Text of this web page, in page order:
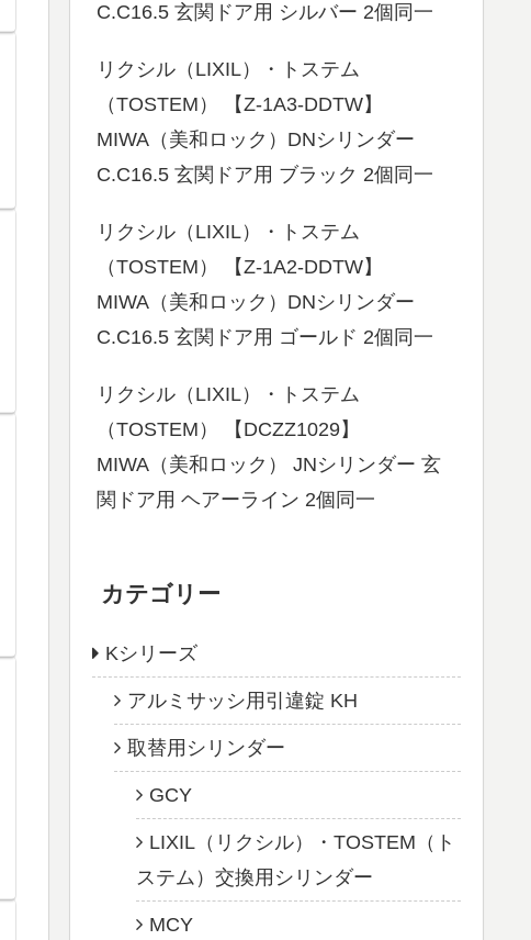
C.C16.5 玄関ドア用 シルバー 2個同一
リクシル（LIXIL）・トステム
（TOSTEM） 【Z-1A3-DDTW】
MIWA（美和ロック）DNシリンダー
C.C16.5 玄関ドア用 ブラック 2個同一
リクシル（LIXIL）・トステム
（TOSTEM） 【Z-1A2-DDTW】
MIWA（美和ロック）DNシリンダー
C.C16.5 玄関ドア用 ゴールド 2個同一
リクシル（LIXIL）・トステム
（TOSTEM） 【DCZZ1029】
MIWA（美和ロック） JNシリンダー 玄
関ドア用 ヘアーライン 2個同一
カテゴリー
Kシリーズ
アルミサッシ用引違錠 KH
取替用シリンダー
GCY
LIXIL（リクシル）・TOSTEM（ト
ステム）交換用シリンダー
MCY